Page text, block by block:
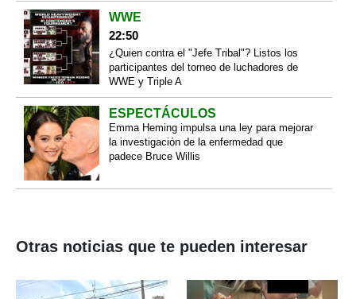
WWE
22:50
¿Quien contra el "Jefe Tribal"? Listos los
participantes del torneo de luchadores de
WWE y Triple A
ESPECTÁCULOS
Emma Heming impulsa una ley para mejorar
la investigación de la enfermedad que
padece Bruce Willis
Otras noticias que te pueden interesar